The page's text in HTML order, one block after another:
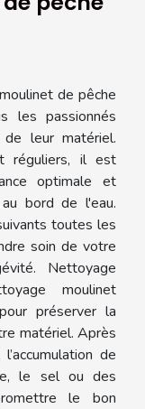
de pêche
les passionnés
leur matériel.
réguliers, il est
optimale et
bord de l'eau.
toutes les
soin de votre
Nettoyage
moulinet
préserver la
matériel. Après
de
le sel ou des
le bon